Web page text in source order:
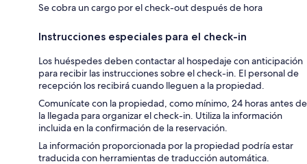
Se cobra un cargo por el check-out después de hora
Instrucciones especiales para el check-in
Los huéspedes deben contactar al hospedaje con anticipación
para recibir las instrucciones sobre el check-in. El personal de
recepción los recibirá cuando lleguen a la propiedad.
Comunícate con la propiedad, como mínimo, 24 horas antes de
la llegada para organizar el check-in. Utiliza la información
incluida en la confirmación de la reservación.
La información proporcionada por la propiedad podría estar
traducida con herramientas de traducción automática.